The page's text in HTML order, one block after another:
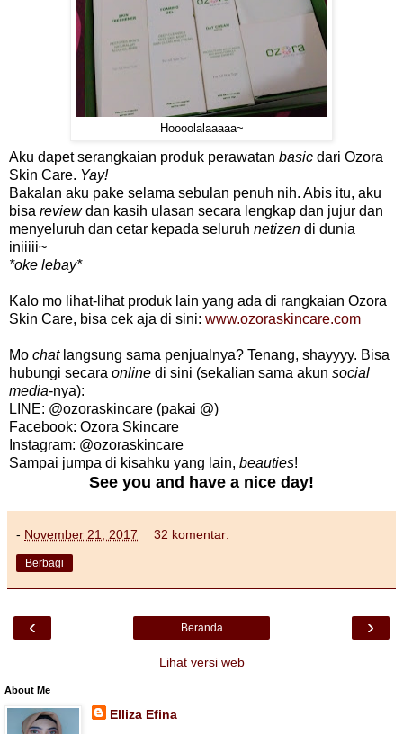
Hoooolalaaaaa~
Aku dapet serangkaian produk perawatan basic dari Ozora
Skin Care. Yay!
Bakalan aku pake selama sebulan penuh nih. Abis itu, aku
bisa reviewdan kasih ulasan secara lengkap dan jujur dan
menyeluruh dan cetar kepada seluruh netizen di dunia
iniiiii~
*oke lebay*
Kalo mo lihat-lihat produk lain yang ada di rangkaian Ozora
Skin Care, bisa cek aja di sini: www.ozoraskincare.com
Mo chatlangsung sama penjualnya? Tenang, shayyyy. Bisa
hubungi secara online di sini (sekalian sama akun social
media-nya):
LINE: @ozoraskincare (pakai @)
Facebook: Ozora Skincare
Instagram: @ozoraskincare
Sampai jumpa di kisahku yang lain, beauties!
See you and have a nice day!
- November 21, 2017 32 komentar:
Berbagi
‹ ›
Beranda
Lihat versi web
About Me
Elliza Efina